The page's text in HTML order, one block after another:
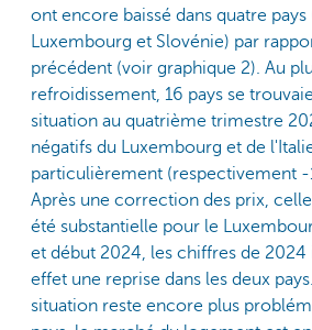
ont encore baissé dans quatre pays
Luxembourg et Slovénie) par
précédent (voir graphique 2). Au
refroidissement, 16 pays se
situation au quatrième trimestre
négatifs du Luxembourg et de
particulièrement (respectivement -
Après une correction des prix,
été substantielle pour le
et début 2024, les chiffres de 2024
effet une reprise dans les deux
situation reste encore plus